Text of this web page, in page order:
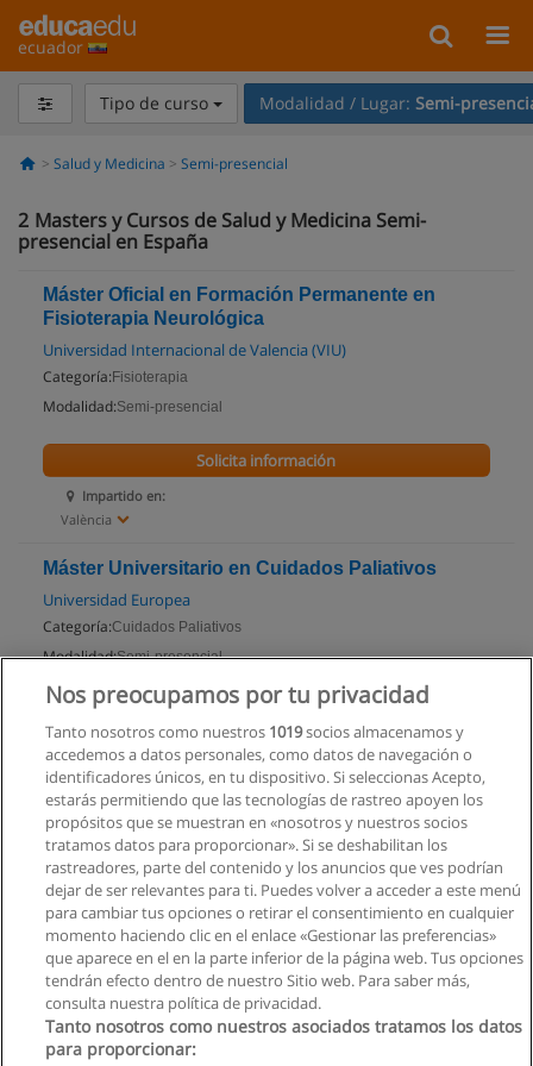
ecuador
Tipo de curso Modalidad / Lugar: Semi-
Salud y Medicina Semi-presencial
2 Masters y Cursos de Salud y Medicina Semi-
presencial en España
Máster Oficial en Formación Permanente en
Fisioterapia Neurológica
Universidad Internacional de Valencia (VIU)
Categoría: Fisioterapia
Modalidad:Semi-presencial
Impartido en:
València
Solicita información
Máster Universitario en Cuidados Paliativos
Universidad Europea
Categoría:Cuidados Paliativos
Modalidad:Semi-presencial
Solicita información
Nos preocupamos por tu privacidad
Tanto nosotros como nuestros 1019socios almacenamos y
accedemos a datos personales, como datos de navegación o
identificadores únicos, en tu dispositivo. Si seleccionas Acepto,
estarás permitiendo que las tecnologías de rastreo apoyen los
propósitos que se muestran en «nosotros y nuestros socios
tratamos datos para proporcionar». Si se deshabilitan los
rastreadores, parte del contenido y los anuncios que ves podrían
dejar de ser relevantes para ti. Puedes volver a acceder a este menú
para cambiar tus opciones o retirar el consentimiento en cualquier
momento haciendo clic en el enlace «Gestionar las preferencias»
que aparece en el en la parte inferior de la página web. Tus opciones
tendrán efecto dentro de nuestro Sitio web. Para saber más,
consulta nuestra política de privacidad.
Tanto nosotros como nuestros asociados tratamos los datos
para proporcionar: